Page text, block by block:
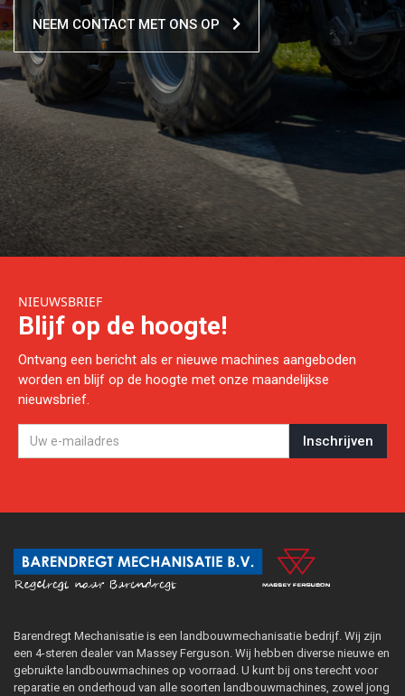
NEEM CONTACT MET ONS OP 
NIEUWSBRIEF
Blijf op de hoogte!
Ontvang een bericht als er nieuwe machines aangeboden
worden en blijf op de hoogte met onze maandelijkse
nieuwsbrief.
Barendregt Mechanisatie is een landbouwmechanisatie bedrijf. Wij zijn
een 4-steren dealer van Massey Ferguson. Wij hebben diverse nieuwe en
gebruikte landbouwmachines op voorraad. U kunt bij ons terecht voor
reparatie en onderhoud van alle soorten landbouwmachines, zowel jong